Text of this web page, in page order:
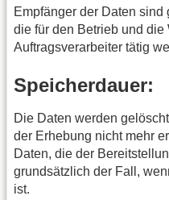
Empfänger der Daten
die für den Betrieb und
Auftragsverarbeiter tätig
Speicherdauer:
Die Daten werden
der Erhebung nicht mehr
Daten, die der
grundsätzlich der Fall,
ist.